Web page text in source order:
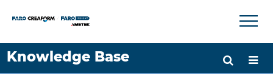
Knowledge Base
언어
×